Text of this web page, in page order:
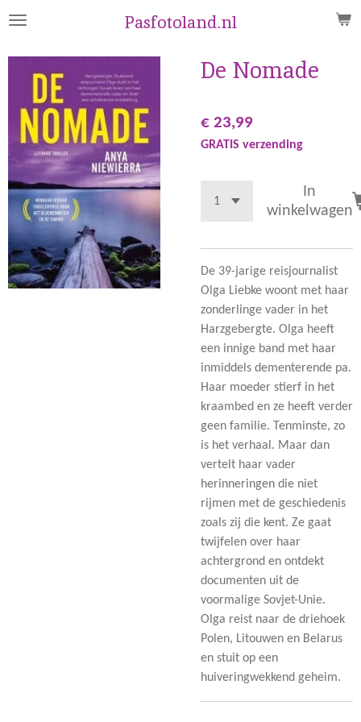
Ga
naar
hoofdinhoud
Pasfotoland.nl
De Nomade
€ 23,99
GRATIS verzending
In
winkelwagen
De 39-jarige reisjournalist
Olga Liebke woont met haar
zonderlinge vader in het
Harzgebergte. Olga heeft
een innige band met haar
inmiddels dementerende pa.
Haar moeder stierf in het
kraambed en ze heeft verder
geen familie. Tenminste, zo
is het verhaal. Maar dan
vertelt haar vader
herinneringen die niet
rijmen met de geschiedenis
zoals zij die kent. Ze gaat
twijfelen over haar
achtergrond en ontdekt
documenten uit de
voormalige Sovjet-Unie.
Olga reist naar de driehoek
Polen, Litouwen en Belarus
en stuit op een
huiveringwekkend geheim.